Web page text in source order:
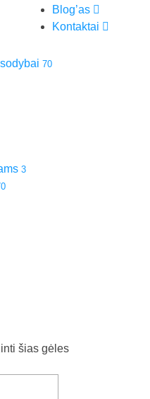
70
3
Blog’as
Kontaktai
šias gėles